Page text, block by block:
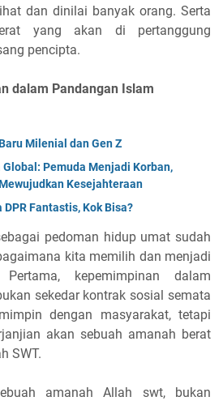
dan dinilai banyak orang. Serta
yang akan di pertanggung
pencipta.
dalam Pandangan Islam
Milenial dan Gen Z
Pemuda Menjadi Korban,
Kesejahteraan
Fantastis, Kok Bisa?
pedoman hidup umat sudah
kita memilih dan menjadi
kepemimpinan dalam
sekedar kontrak sosial semata
dengan masyarakat, tetapi
akan sebuah amanah berat
SWT.
amanah Allah swt, bukan